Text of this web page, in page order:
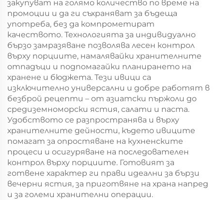
закупуват на голямо количество по време на
промоции и да ги съхраняват за бъдеща
употреба, без да компрометират
качеството. Технологията за индивидуално
бързо замразяване позволява лесен контрол
върху порциите, намалявайки хранителните
отпадъци и подпомагайки планирането на
хранене и бюджета. Тези ивици са
изключително универсални и добре работят в
безброй рецепти – от азиатски пържоли до
средиземноморски ястия, салати и паста.
Удобството се разпространява и върху
хранителните дейности, където ивиците
помагат за опростяване на кухненските
процеси и осигуряване на последователен
контрол върху порциите. Готовият за
готвене характер ги прави идеални за бързи
вечерни ястия, за приготвяне на храна напред
и за големи хранителни операции.